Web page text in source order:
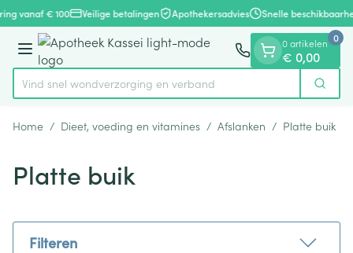
Ga naar de inhoud
1 van 1
vanaf € 100 Veilige betalingen Apothekersadvies Snelle
Menu
Product, merk, categorie...
Vind snel wondverzorging en verband Zoek
0 artikelen
€ 0,00
0
Home / Dieet, voeding en vitamines / Afslanken / Platte buik
Platte buik
Filteren